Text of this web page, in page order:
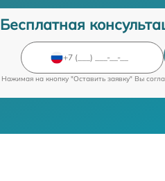
Бесплатная
Нажимая на кнопку "Оставить заявку" Вы